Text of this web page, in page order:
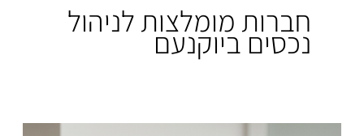
חברות מומלצות לניהול
נכסים ביוקנעם